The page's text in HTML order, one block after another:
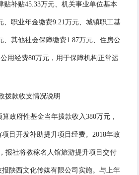
贴补贴45.33万元、机关事业单位基本
、职业年金缴费9.21万元、城镇职工基
、其他社会保障缴费1.87万元、住房公
用经费80万元，用于保障机构正常运
拨款收支情况说明
算政府性基金当年拨款收入380万元，
目开发补助提升项目经费。2018年政
报社将教稼名人馆旅游提升项目交付
陕西文化传媒有限公司实施。与上年